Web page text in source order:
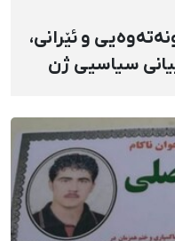
و ئێرانی،
سیاسیی ژن